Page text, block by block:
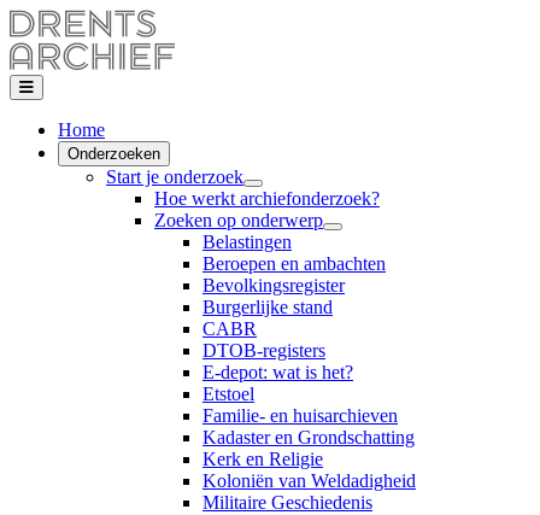
Home
Onderzoeken
Start je onderzoek
Hoe werkt archiefonderzoek?
Zoeken op onderwerp
Belastingen
Beroepen en ambachten
Bevolkingsregister
Burgerlijke stand
CABR
DTOB-registers
E-depot: wat is het?
Etstoel
Familie- en huisarchieven
Kadaster en Grondschatting
Kerk en Religie
Koloniën van Weldadigheid
Militaire Geschiedenis